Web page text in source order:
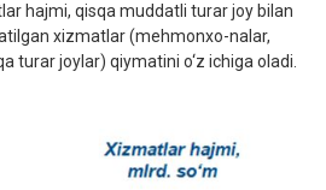
hajmi, qisqa muddatli turar joy bilan
xizmatlar (mehmonxo-nalar,
turar joylar) qiymatini o‘z ichiga oladi.